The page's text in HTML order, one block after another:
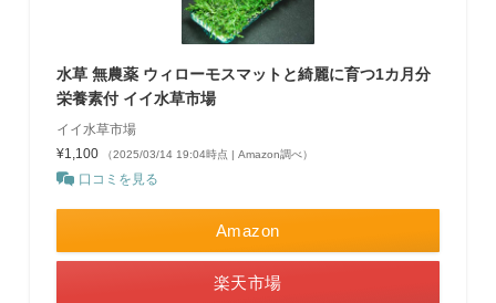
水草 無農薬 ウィローモスマットと綺麗に育つ1カ月分
栄養素付 イイ水草市場
イイ水草市場
¥1,100
（2025/03/14 19:04時点 | Amazon調べ）
口コミを見る
Amazon
楽天市場